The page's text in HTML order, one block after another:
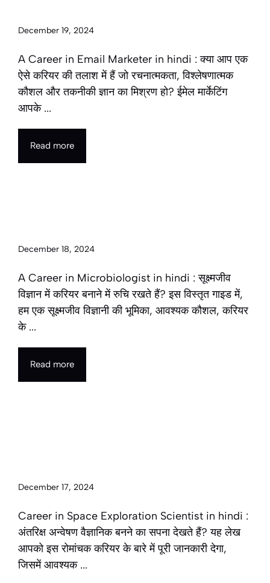
December 19, 2024
A Career in Email Marketer in hindi : क्या आप एक
ऐसे करियर की तलाश में हैं जो रचनात्मकता, विश्लेषणात्मक
कौशल और तकनीकी ज्ञान का मिश्रण हो? ईमेल मार्केटिंग
आपके ...
Read more
December 18, 2024
A Career in Microbiologist in hindi : सूक्ष्मजीव
विज्ञान में करियर बनाने में रुचि रखते हैं? इस विस्तृत गाइड में,
हम एक सूक्ष्मजीव विज्ञानी की भूमिका, आवश्यक कौशल, करियर
के ...
Read more
December 17, 2024
Career in Space Exploration Scientist in hindi :
अंतरिक्ष अन्वेषण वैज्ञानिक बनने का सपना देखते हैं? यह लेख
आपको इस रोमांचक करियर के बारे में पूरी जानकारी देगा,
जिसमें आवश्यक ...